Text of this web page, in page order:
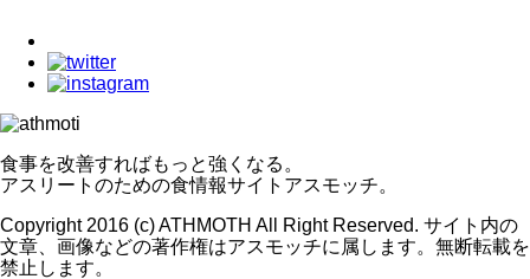
食事を改善すればもっと強くなる。
アスリートのための食情報サイトアスモッチ。
Copyright 2016 (c) ATHMOTH All Right Reserved. サイト内の
文章、画像などの著作権はアスモッチに属します。無断転載を
禁止します。